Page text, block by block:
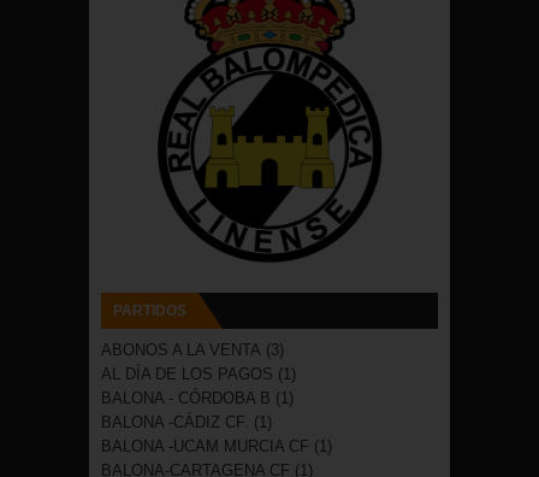
PARTIDOS
ABONOS A LA VENTA (3)
AL DÍA DE LOS PAGOS (1)
BALONA - CÓRDOBA B (1)
BALONA -CÁDIZ CF. (1)
BALONA -UCAM MURCIA CF (1)
BALONA-CARTAGENA CF (1)